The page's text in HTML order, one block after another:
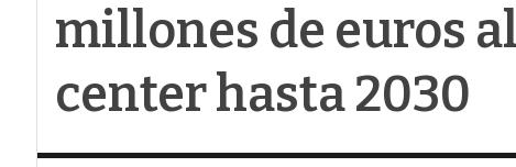
millones de euros
center hasta 2030